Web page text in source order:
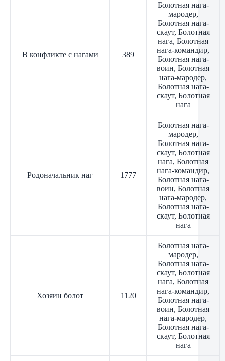
В конфликте с нагами 389
Болотная нага-
мародер,
Болотная нага-
скаут, Болотная
нага, Болотная
нага-командир,
Болотная нага-
воин, Болотная
нага-мародер,
Болотная нага-
скаут, Болотная
нага
Родоначальник наг 1777
Болотная нага-
мародер,
Болотная нага-
скаут, Болотная
нага, Болотная
нага-командир,
Болотная нага-
воин, Болотная
нага-мародер,
Болотная нага-
скаут, Болотная
нага
Хозяин болот 1120
Болотная нага-
мародер,
Болотная нага-
скаут, Болотная
нага, Болотная
нага-командир,
Болотная нага-
воин, Болотная
нага-мародер,
Болотная нага-
скаут, Болотная
нага